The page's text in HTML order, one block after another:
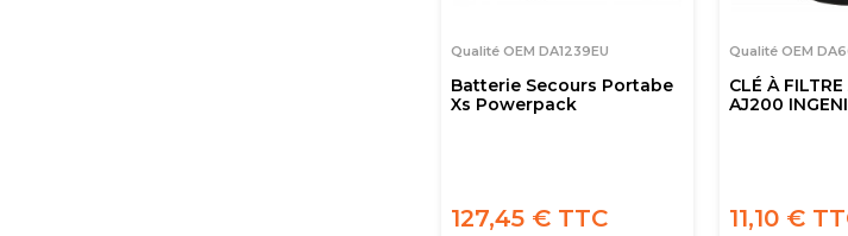
Qualité OEM DA1239EU
Batterie Secours Portabe
Xs Powerpack
127,45 € TTC
Qualité OEM
CLÉ À
AJ200
11,10 €